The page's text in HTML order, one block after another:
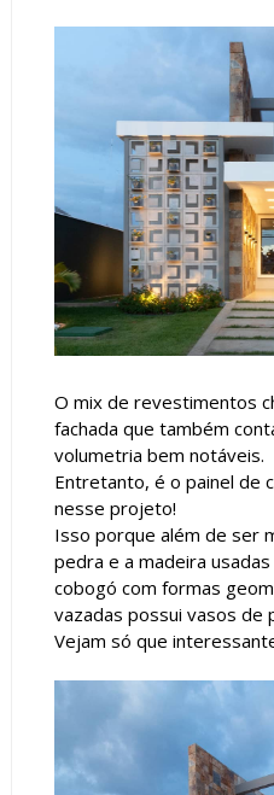
O mix de revestimentos
fachada que também
volumetria bem notáveis.
Entretanto, é o painel de
nesse projeto!
Isso porque além de ser
pedra e a madeira
cobogó com formas
vazadas possui vasos de
Vejam só que